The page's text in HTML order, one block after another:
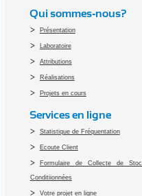
Qui sommes-nous?
Présentation
Laboratoire
Attributions
Réalisations
Projets en cours
Services en ligne
Statistique de Fréquentation
Ecoute Client
Formulaire de Collecte de
Conditiionnées
Votre projet en ligne